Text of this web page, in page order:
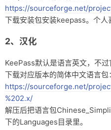
https://sourceforge.net/
下载安装包安装keepass。个人
2、汉化
KeePass默认是语言英文，不过
下载对应版本的简体中文语言包：
https://sourceforge.net/
%202.x/
解压后把语言包
下的Languages目录里。